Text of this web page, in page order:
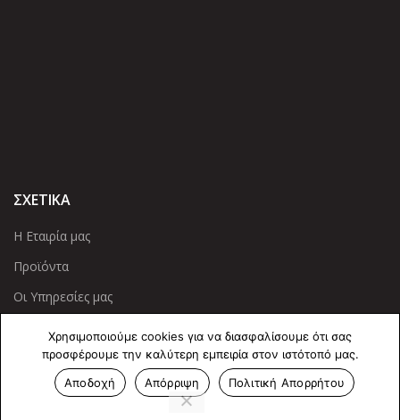
ΣΧΕΤΙΚΑ
Η Εταιρία μας
Προϊόντα
Οι Υπηρεσίες μας
ΠΛΗΡΟΦΟΡΙΕΣ
Πολιτική Απορρήτου
Χρησιμοποιούμε cookies για να διασφαλίσουμε ότι σας
προσφέρουμε την καλύτερη εμπειρία στον ιστότοπό μας.
Αποδοχή
Απόρριψη Πολιτική Απορρήτου